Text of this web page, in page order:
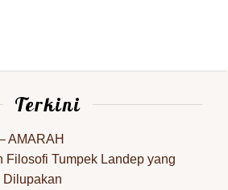
Terkini
AMARAH
Filosofi Tumpek Landep yang
Dilupakan